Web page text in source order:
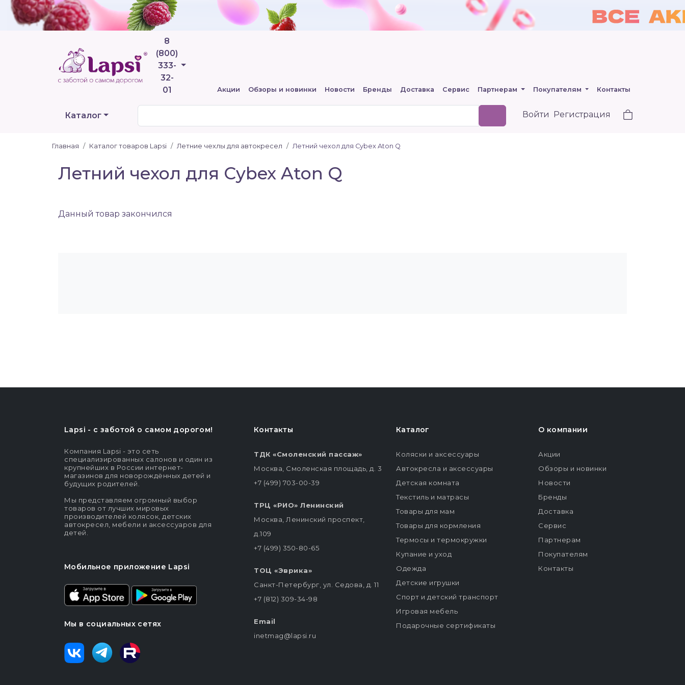
8
(800)
333-
32-
01
Телефоны
Акции Обзоры и новинки Новости Бренды Доставка Сервис Партнерам Покупателям Контакты
Каталог Войти Регистрация
Главная Каталог товаров Lapsi Летние чехлы для автокресел Летний чехол для Cybex Aton Q
Летний чехол для Cybex Aton Q
Данный товар закончился
Lapsi - c заботой о самом дорогом!
Компания Lapsi - это сеть
специализированных салонов и один из
крупнейших в России интернет-
магазинов для новорождённых детей и
будущих родителей.
Мы представляем огромный выбор
товаров от лучших мировых
производителей колясок, детских
автокресел, мебели и аксессуаров для
детей.
Мобильное приложение Lapsi
Мы в социальных сетях
Контакты
ТДК «Смоленский пассаж»
Москва, Смоленская площадь, д. 3
+7 (499) 703-00-39
ТРЦ «РИО» Ленинский
Москва, Ленинский проспект,
д.109
+7 (499) 350-80-65
ТОЦ «Эврика»
Санкт-Петербург, ул. Седова, д. 11
+7 (812) 309-34-98
Email
inetmag@lapsi.ru
Каталог
Коляски и аксессуары
Автокресла и аксессуары
Детская комната
Текстиль и матрасы
Товары для мам
Товары для кормления
Термосы и термокружки
Купание и уход
Одежда
Детские игрушки
Спорт и детский транспорт
Игровая мебель
Подарочные сертификаты
О компании
Акции
Обзоры и новинки
Новости
Бренды
Доставка
Сервис
Партнерам
Покупателям
Контакты